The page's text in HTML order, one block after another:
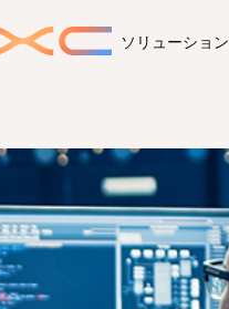
ソリューション